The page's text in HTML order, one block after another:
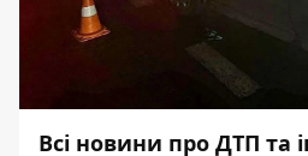
Всі новини про ДТП та